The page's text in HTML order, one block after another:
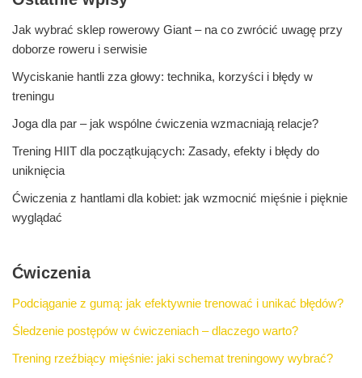
Jak wybrać sklep rowerowy Giant – na co zwrócić uwagę przy
doborze roweru i serwisie
Wyciskanie hantli zza głowy: technika, korzyści i błędy w
treningu
Joga dla par – jak wspólne ćwiczenia wzmacniają relacje?
Trening HIIT dla początkujących: Zasady, efekty i błędy do
uniknięcia
Ćwiczenia z hantlami dla kobiet: jak wzmocnić mięśnie i pięknie
wyglądać
Ćwiczenia
Podciąganie z gumą: jak efektywnie trenować i unikać błędów?
Śledzenie postępów w ćwiczeniach – dlaczego warto?
Trening rzeźbiący mięśnie: jaki schemat treningowy wybrać?